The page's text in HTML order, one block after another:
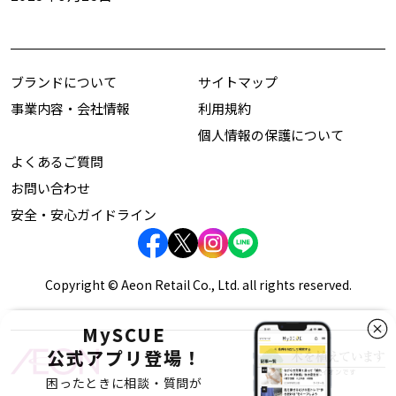
MySCUE
公式アプリ登場！
困ったときに相談・質問が
ブランドについて
事業内容・会社情報
サイトマップ
利用規約
個人情報の保護について
よくあるご質問
お問い合わせ
安全・安心ガイドライン
Copyright © Aeon Retail Co., Ltd. all rights reserved.